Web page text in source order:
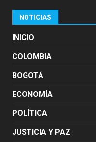
NOTICIAS
INICIO
COLOMBIA
BOGOTÁ
ECONOMÍA
POLÍTICA
JUSTICIA Y PAZ